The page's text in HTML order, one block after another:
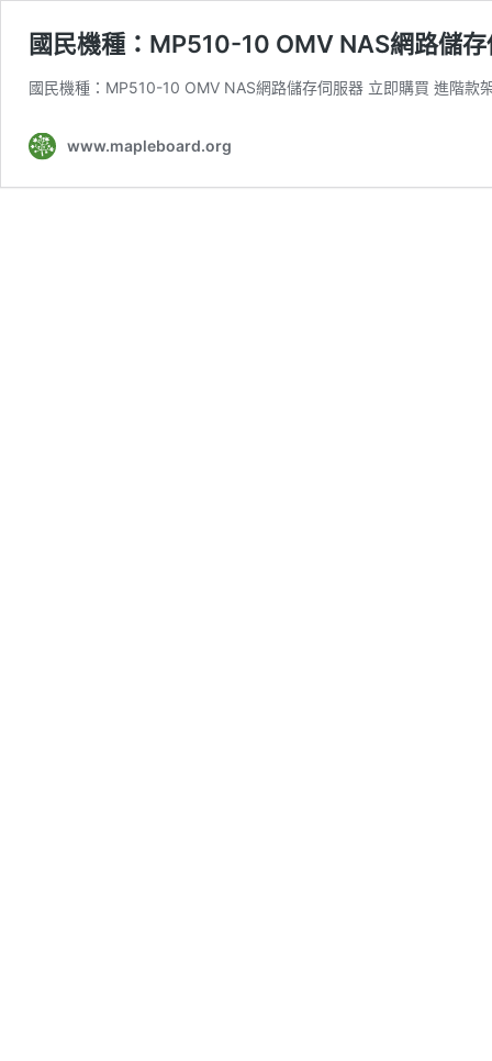
國民機種：MP510-10 OMV NAS網路儲
國民機種：MP510-10 OMV NAS網路儲存伺服器 立即購買 進階
www.mapleboard.org